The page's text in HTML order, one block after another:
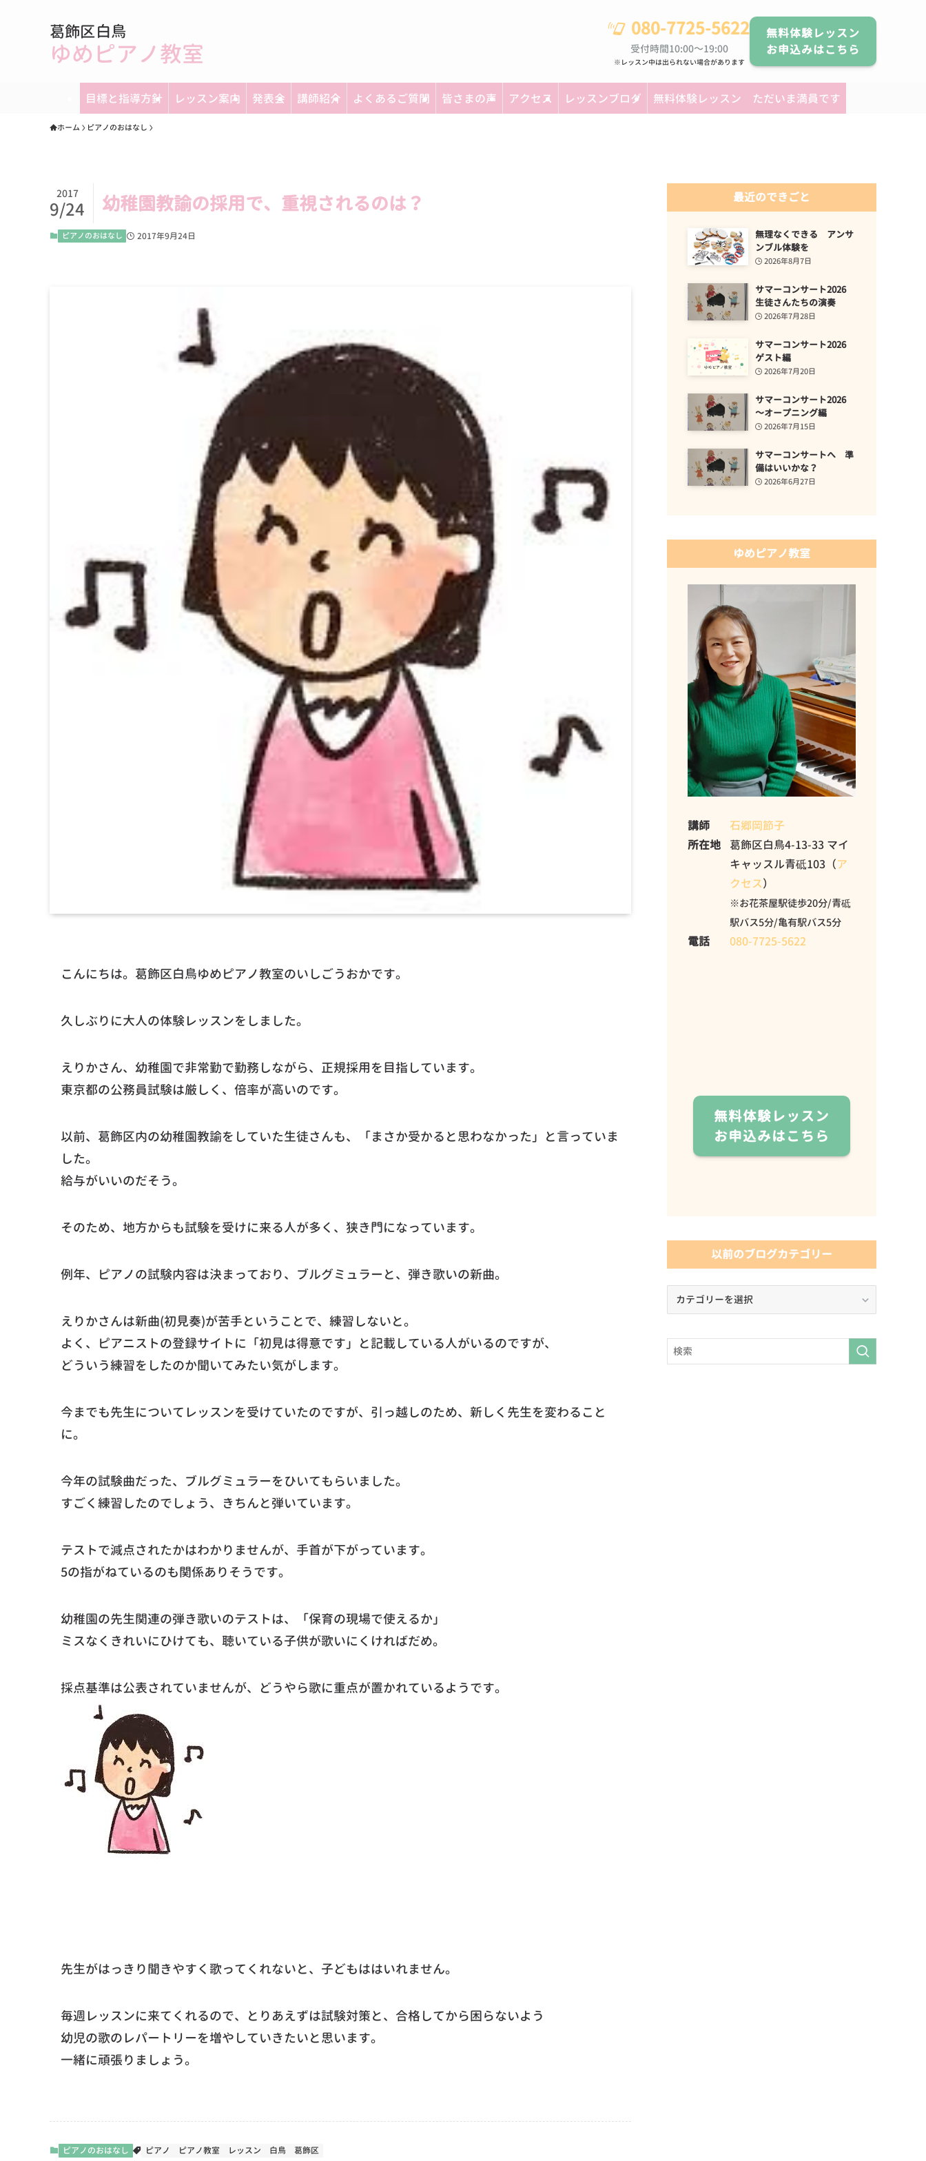
葛飾区白鳥
ゆめピアノ教室
080-7725-5622
受付時間10:00～19:00
※レッスン中は出られない場合があります
無料体験レッスン
お申込みはこちら
目標と指導方針 レッスン案内 発表会 講師紹介 よくあるご質問 皆さまの声 アクセス レッスンブログ 無料体験レッスン ただいま満員です
ホーム ピアノのおはなし
幼稚園教諭の採用で、重視されるのは？
2017
9/24
ピアノのおはなし 2017年9月24日
こんにちは。葛飾区白鳥ゆめピアノ教室のいしごうおかです。
久しぶりに大人の体験レッスンをしました。
えりかさん、幼稚園で非常勤で勤務しながら、正規採用を目指しています。
東京都の公務員試験は厳しく、倍率が高いのです。
以前、葛飾区内の幼稚園教諭をしていた生徒さんも、「まさか受かると思わなかった」と言っていま
した。
給与がいいのだそう。
そのため、地方からも試験を受けに来る人が多く、狭き門になっています。
例年、ピアノの試験内容は決まっており、ブルグミュラーと、弾き歌いの新曲。
えりかさんは新曲(初見奏)が苦手ということで、練習しないと。
よく、ピアニストの登録サイトに「初見は得意です」と記載している人がいるのですが、
どういう練習をしたのか聞いてみたい気がします。
今までも先生についてレッスンを受けていたのですが、引っ越しのため、新しく先生を変わること
に。
今年の試験曲だった、ブルグミュラーをひいてもらいました。
すごく練習したのでしょう、きちんと弾いています。
テストで減点されたかはわかりませんが、手首が下がっています。
5の指がねているのも関係ありそうです。
幼稚園の先生関連の弾き歌いのテストは、「保育の現場で使えるか」
ミスなくきれいにひけても、聴いている子供が歌いにくければだめ。
採点基準は公表されていませんが、どうやら歌に重点が置かれているようです。
先生がはっきり聞きやすく歌ってくれないと、子どもははいれません。
毎週レッスンに来てくれるので、とりあえずは試験対策と、合格してから困らないよう
幼児の歌のレパートリーを増やしていきたいと思います。
一緒に頑張りましょう。
ピアノのおはなし ピアノ ピアノ教室 レッスン 白鳥 葛飾区
最近のできごと
無理なくできる アンサ
ンブル体験を
2026年8月7日
サマーコンサート2026
生徒さんたちの演奏
2026年7月28日
サマーコンサート2026
ゲスト編
2026年7月20日
サマーコンサート2026
～オープニング編
2026年7月15日
サマーコンサートへ 準
備はいいかな？
2026年6月27日
ゆめピアノ教室
講師
石郷岡節子
所在地
葛飾区白鳥4-13-33 マイ
キャッスル青砥103（ア
クセス）
※お花茶屋駅徒歩20分/青砥
駅バス5分/亀有駅バス5分
電話 080-7725-5622
無料体験レッスン
お申込みはこちら
以前のブログカテゴリー
ブ
ロ
グ